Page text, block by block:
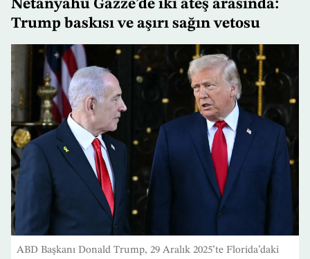
Netanyahu Gazze’de iki ateş arasında:
Trump baskısı ve aşırı sağın vetosu
ABD Başkanı Donald Trump, 29 Aralık 2025’te Florida’daki